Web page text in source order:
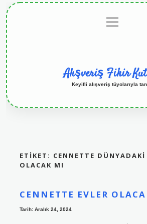
menüyü
aç
Alışveriş Fikir
Keyifli alışveriş tüyolarıyla
ETIKET: CENNETTE
OLACAK MI
CENNETTE EVLER
Tarih: Aralık 24, 2024